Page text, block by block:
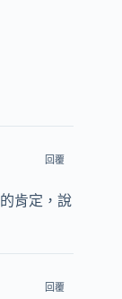
回覆
肯定，說
回覆